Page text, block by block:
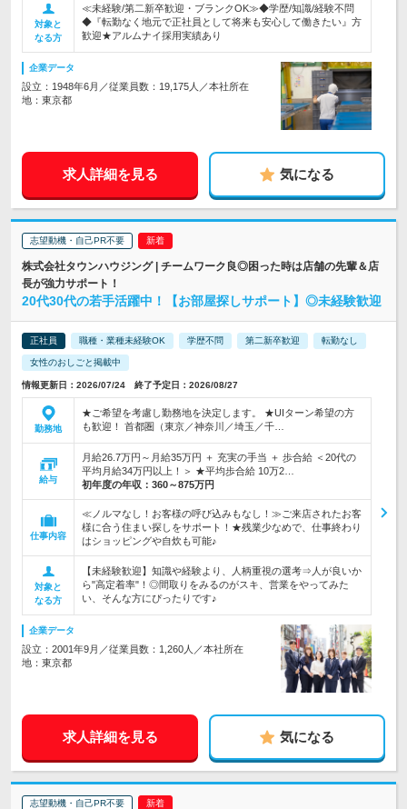
対象と
なる方
≪未経験/第二新卒歓迎・ブランクOK≫◆学歴/知識/経験不問
◆『転勤なく地元で正社員として将来も安心して働きたい』方
歓迎★アルムナイ採用実績あり
企業データ
設立：1948年6月／従業員数：19,175人／本社所在
地：東京都
求人詳細を見る 気になる
志望動機・自己PR不要
株式会社タウンハウジング | チームワーク良◎困った時は店舗の先輩＆店
長が強力サポート！
20代30代の若手活躍中！【お部屋探しサポート】◎未経験歓迎
正社員 職種・業種未経験OK 学歴不問 第二新卒歓迎 転勤なし
女性のおしごと掲載中
情報更新日：2026/07/24 終了予定日：2026/08/27
勤務地
★ご希望を考慮し勤務地を決定します。 ★UIターン希望の方
も歓迎！ 首都圏（東京／神奈川／埼玉／千…
給与
月給26.7万円～月給35万円 ＋ 充実の手当 ＋ 歩合給 ＜20代の
平均月給34万円以上！＞ ★平均歩合給 10万2…
初年度の年収： 360～875万円
仕事内容
≪ノルマなし！お客様の呼び込みもなし！≫ご来店されたお客
様に合う住まい探しをサポート！★残業少なめで、仕事終わり
はショッピングや自炊も可能♪
対象と
なる方
【未経験歓迎】知識や経験より、人柄重視の選考⇒人が良いか
ら"高定着率"！◎間取りをみるのがスキ、営業をやってみた
い、そんな方にぴったりです♪
企業データ
設立：2001年9月／従業員数：1,260人／本社所在
地：東京都
求人詳細を見る 気になる
志望動機・自己PR不要